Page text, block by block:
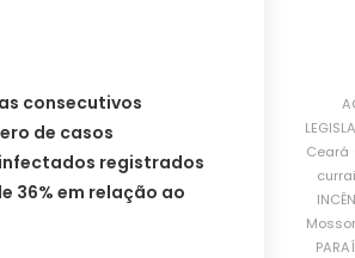
consecutivos
de casos
registrados
36% em relação ao
Ceará